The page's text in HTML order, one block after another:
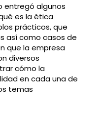
entregó algunos
es la ética
prácticos, que
así como casos de
que la empresa
diversos
cómo la
en cada una de
temas